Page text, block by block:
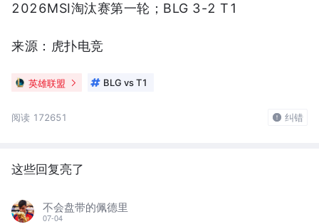
2026MSI淘汰赛第一轮；BLG 3-2 T1
来源：虎扑电竞
英雄联盟 BLG vs T1
阅读 172651 纠错
这些回复亮了
不会盘带的佩德里
07-04